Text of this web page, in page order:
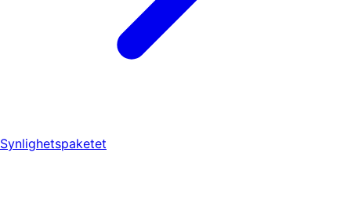
Synlighetspaketet